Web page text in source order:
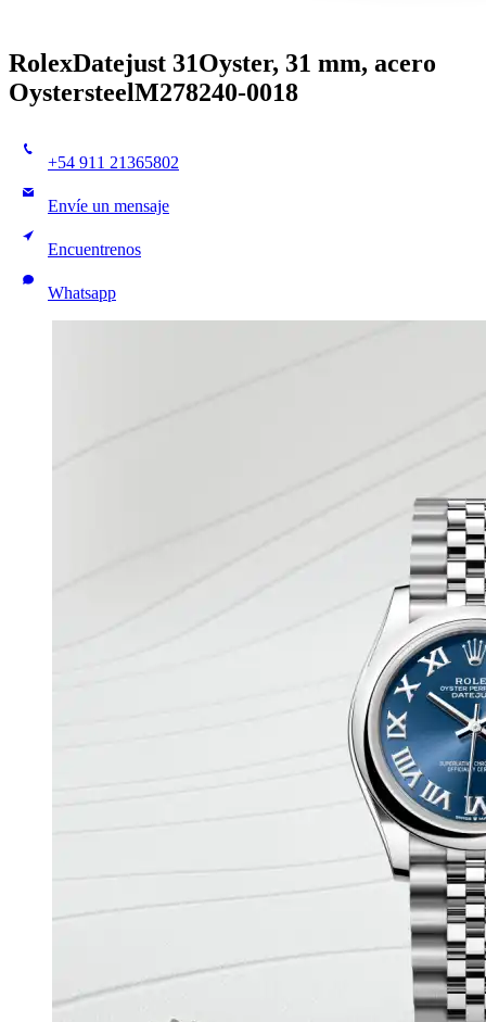
RolexDatejust 31Oyster, 31 mm, acero
OystersteelM278240-0018
+54 911 21365802
Envíe un mensaje
Encuentrenos
Whatsapp